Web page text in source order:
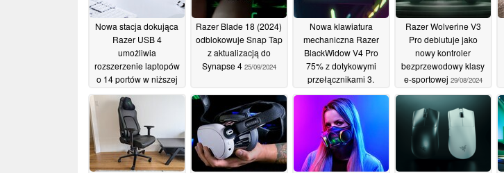
Nowa stacja dokująca
Razer USB 4
umożliwia
rozszerzenie laptopów
o 14 portów w niższej
15/11/2024
Razer Blade 18 (2024)
odblokowuje Snap Tap
z aktualizacją do
Synapse 4 25/09/2024
Nowa klawiatura
mechaniczna Razer
BlackWidow V4 Pro
75% z dotykowymi
przełącznikami 3.
wyświetlaczem OLED
13/09/2024
Razer Wolverine V3
Pro debiutuje jako
nowy kontroler
bezprzewodowy klasy
e-sportowej 29/08/2024